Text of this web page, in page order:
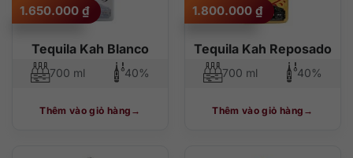
Tequila Kah Blanco
1.650.000 ₫
700 ml 40%
Thêm vào giỏ hàng
Tequila Kah Reposado
1.800.000 ₫
700 ml 40%
Thêm vào giỏ hàng